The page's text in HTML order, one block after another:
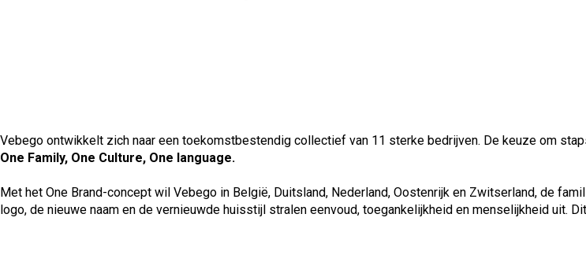
Vebego ontwikkelt zich naar een toekomstbestendig collectief van 11 sterke bedrijven. De keuze om
One Family, One Culture, One language.
Met het One Brand-concept wil Vebego in België, Duitsland, Nederland, Oostenrijk en Zwitserland, de
logo, de nieuwe naam en de vernieuwde huisstijl stralen eenvoud, toegankelijkheid en menselijkheid uit.